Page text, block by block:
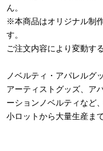
ん。
※本商品はオリジナル制
す。
ご注文内容により変動す
ノベルティ・アパレルグ
アーティストグッズ、ア
ーションノベルティなど
小ロットから大量生産ま